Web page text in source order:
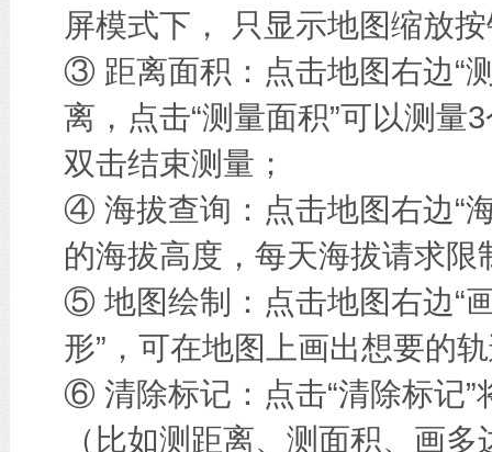
屏模式下， 只显示地图缩放
③ 距离面积：点击地图右边“
离，点击“测量面积”可以测量
双击结束测量；
④ 海拔查询：点击地图右边“
的海拔高度，每天海拔请求
⑤ 地图绘制：点击地图右边“画
形”，可在地图上画出想要的
⑥ 清除标记：点击“清除标记
（比如测距离、测面积、画多